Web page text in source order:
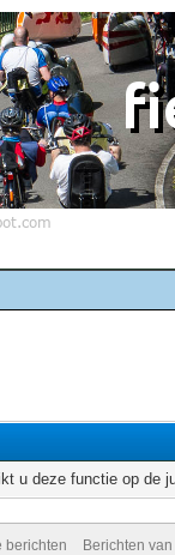
u deze functie op de
berichten Berichten